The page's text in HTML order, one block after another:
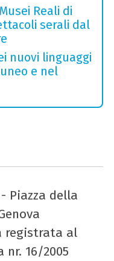
Reali di
serali dal
nuovi linguaggi
e nel
Piazza della
registrata al
nr. 16/2005